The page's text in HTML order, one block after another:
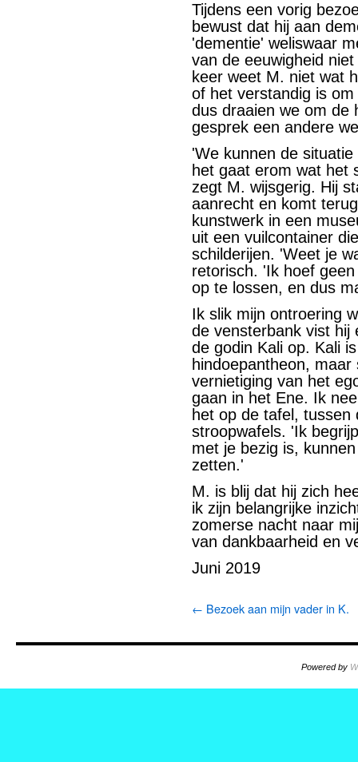
Tijdens een vorig
bewust dat hij aan
'dementie' weliswaar
van de eeuwigheid
keer weet M. niet wat
of het verstandig is
dus draaien we om de
gesprek een andere
'We kunnen de
het gaat erom wat het
zegt M. wijsgerig. Hij
aanrecht en komt
kunstwerk in een
uit een vuilcontainer
schilderijen. 'Weet je
retorisch. 'Ik hoef
op te lossen, en dus
Ik slik mijn ontroering
de vensterbank vist hij
de godin Kali op. Kali
hindoepantheon,
vernietiging van het
gaan in het Ene. Ik
het op de tafel,
stroopwafels. 'Ik
met je bezig is,
zetten.'
M. is blij dat hij zich
ik zijn belangrijke
zomerse nacht naar
van dankbaarheid en
Juni 2019
← Bezoek aan mijn vader in K.
Powered by